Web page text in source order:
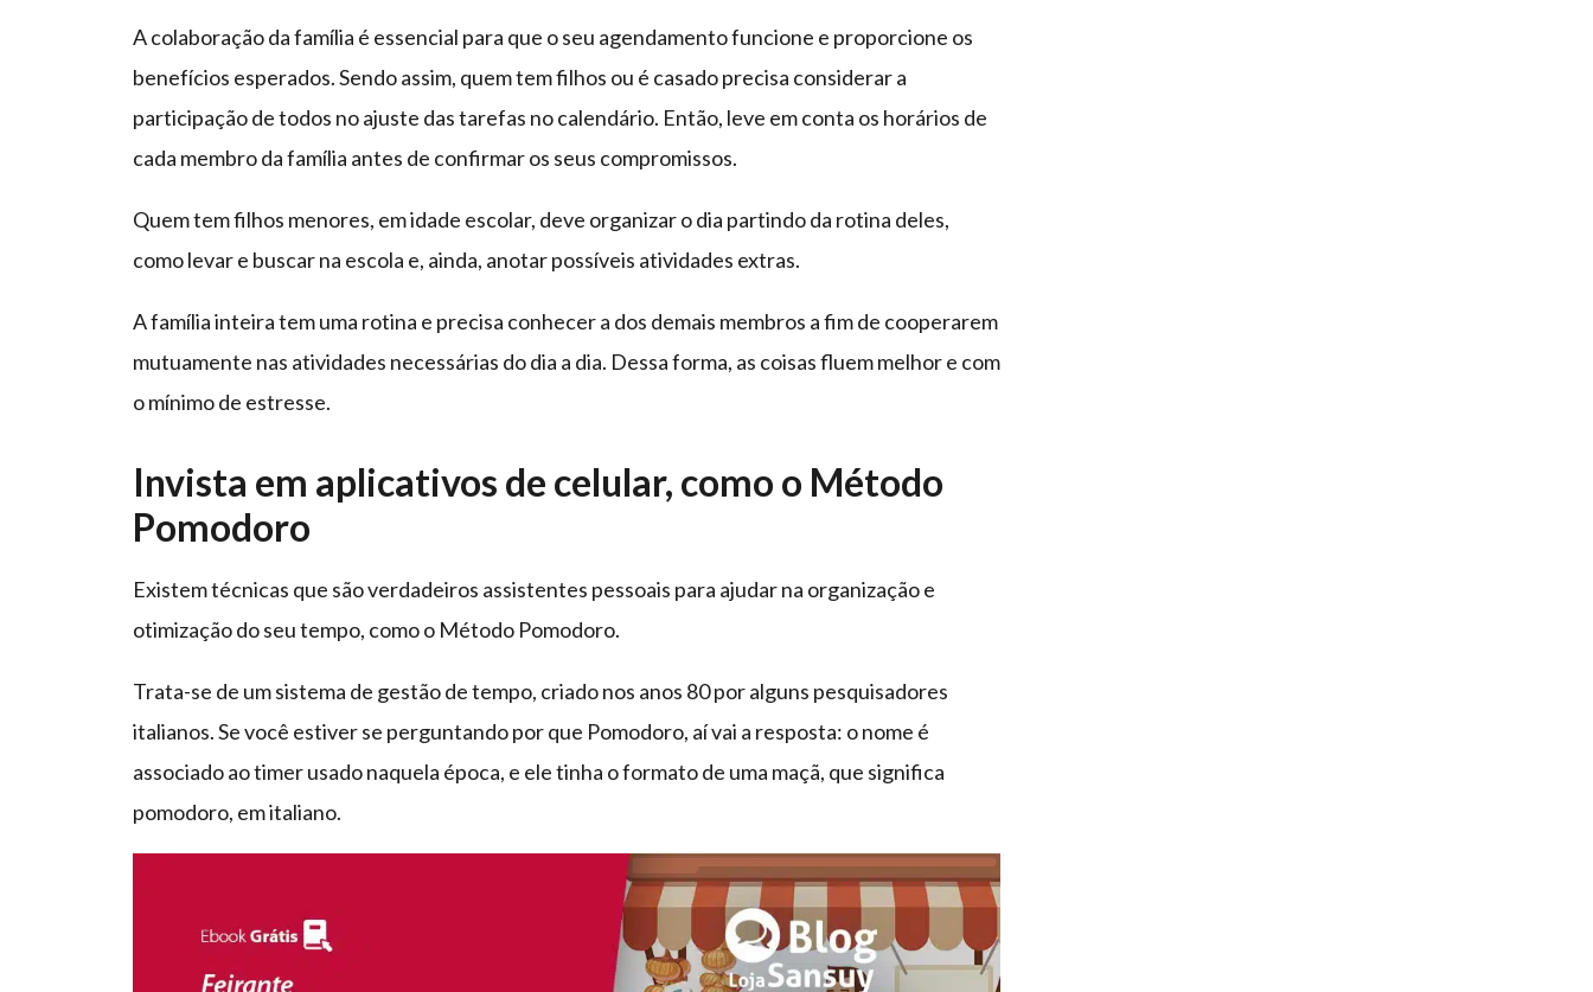
A colaboração da família é essencial para que o seu agendamento funcione e proporcione os
benefícios esperados. Sendo assim, quem tem filhos ou é casado precisa considerar a
participação de todos no ajuste das tarefas no calendário. Então, leve em conta os horários de
cada membro da família antes de confirmar os seus compromissos.
Quem tem filhos menores, em idade escolar, deve organizar o dia partindo da rotina deles,
como levar e buscar na escola e, ainda, anotar possíveis atividades extras.
A família inteira tem uma rotina e precisa conhecer a dos demais membros a fim de cooperarem
mutuamente nas atividades necessárias do dia a dia. Dessa forma, as coisas fluem melhor e com
o mínimo de estresse.
Invista em aplicativos de celular, como o Método
Pomodoro
Existem técnicas que são verdadeiros assistentes pessoais para ajudar na organização e
otimização do seu tempo, como o Método Pomodoro.
Trata-se de um sistema de gestão de tempo, criado nos anos 80 por alguns pesquisadores
italianos. Se você estiver se perguntando por que Pomodoro, aí vai a resposta: o nome é
associado ao timer usado naquela época, e ele tinha o formato de uma maçã, que significa
pomodoro, em italiano.